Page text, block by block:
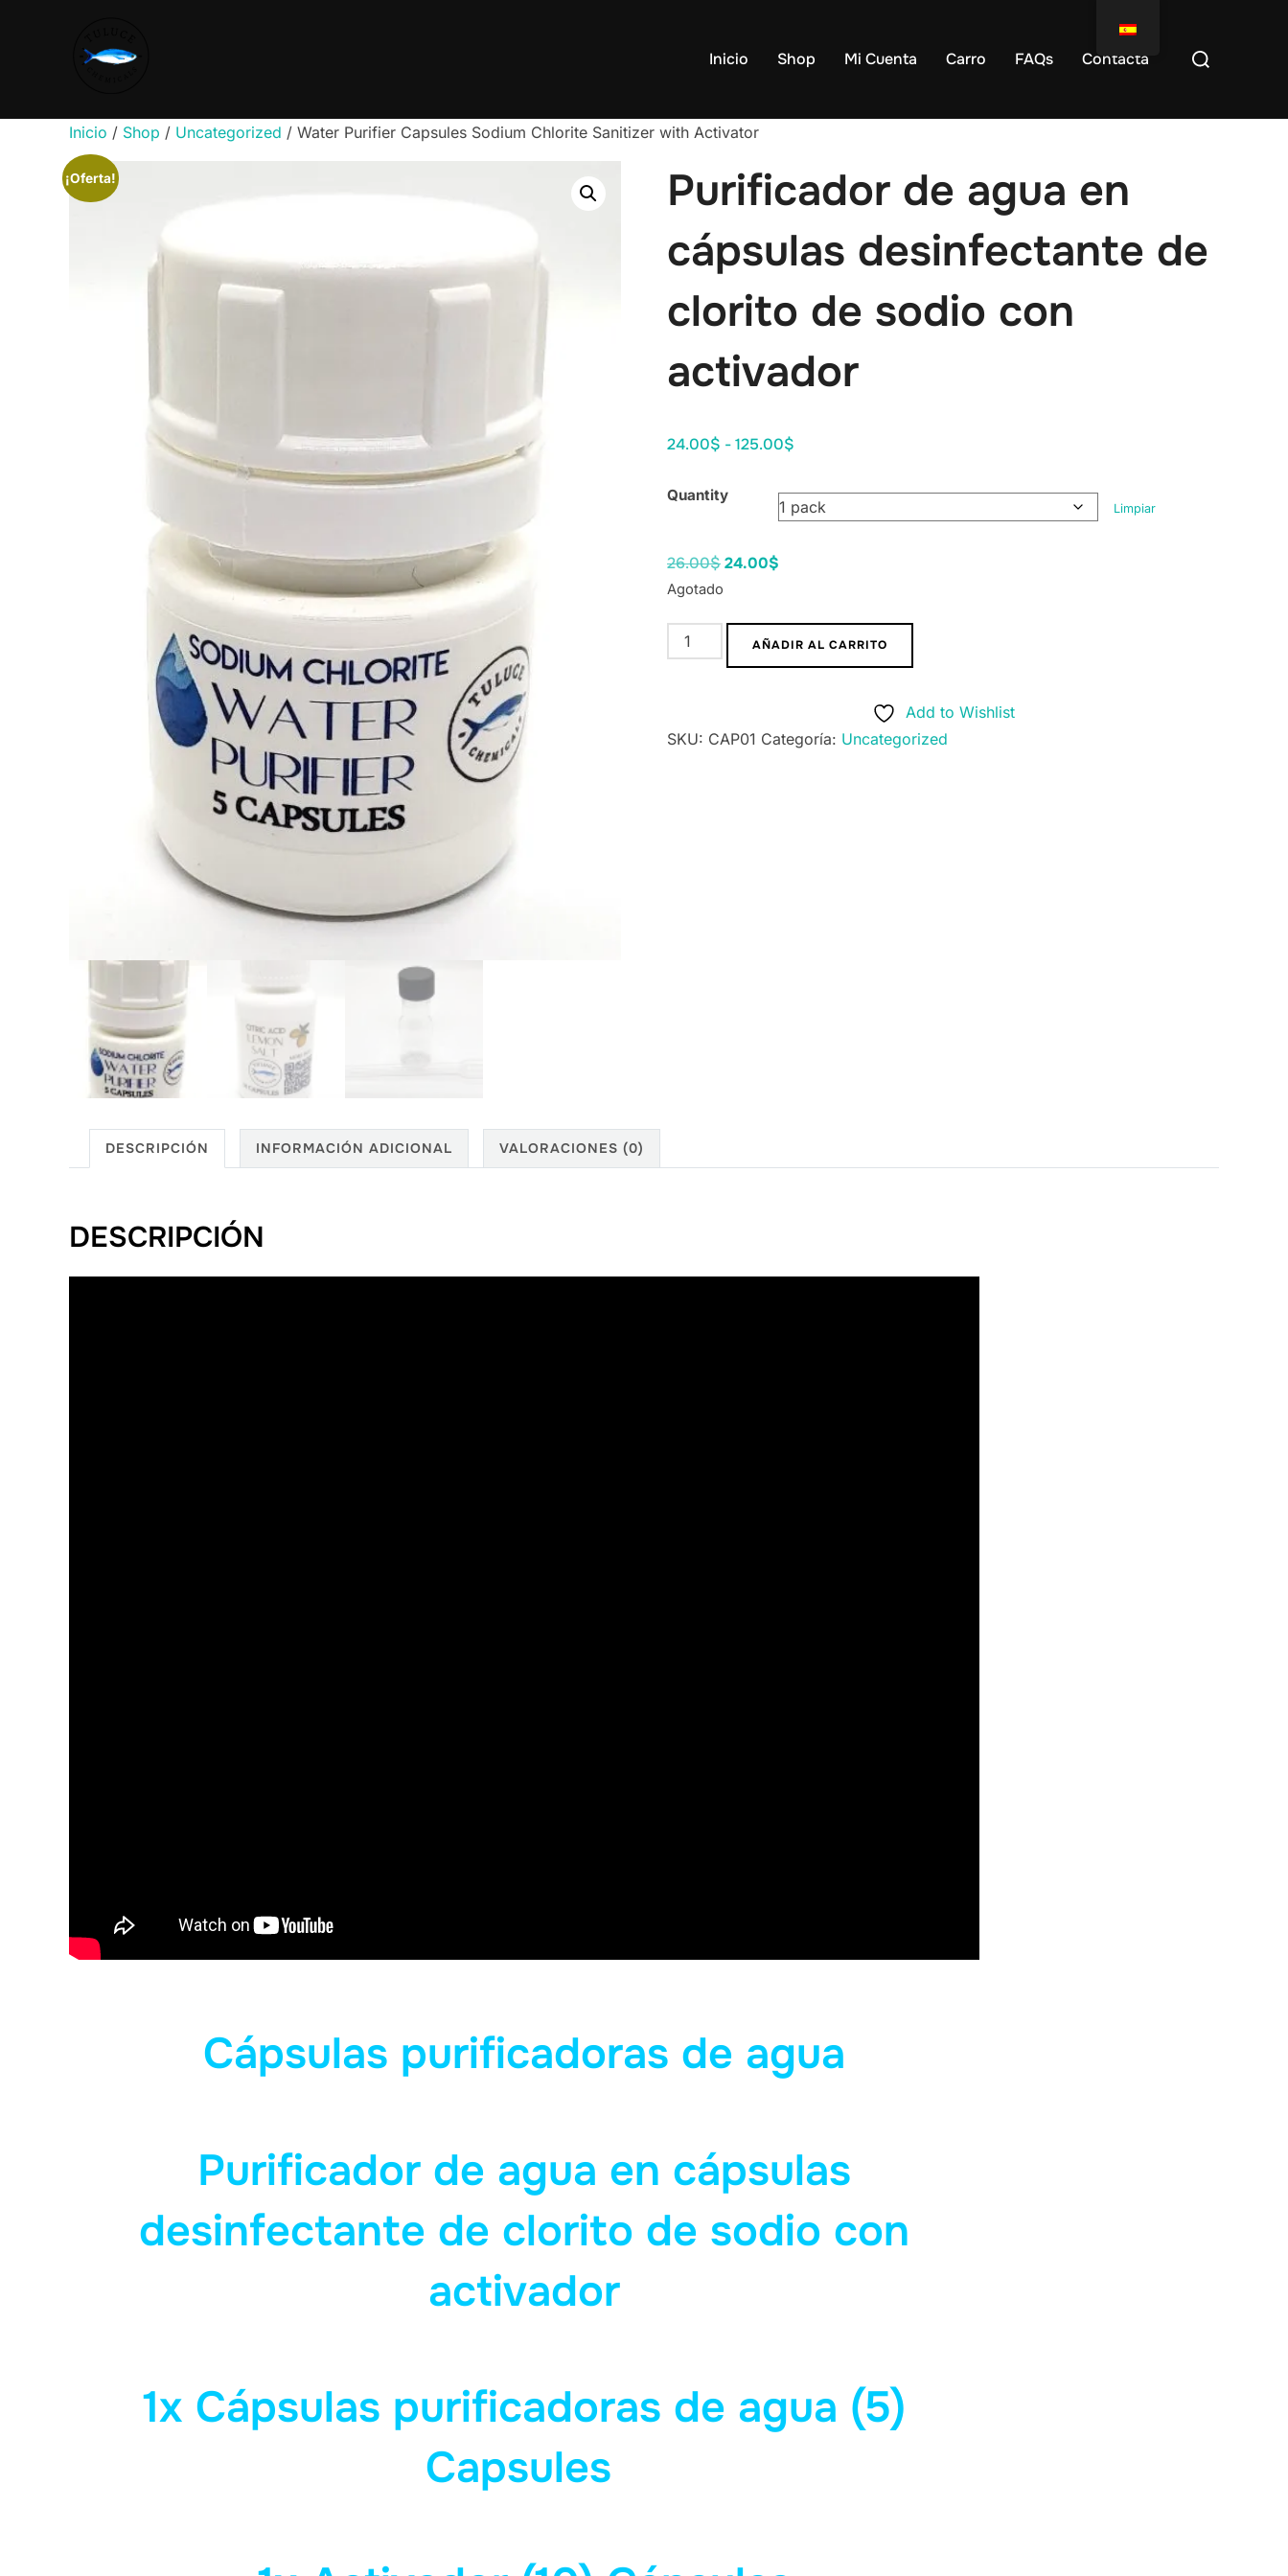
Inicio Shop Mi Cuenta Carro FAQs Contacta
Inicio / Shop / Uncategorized / Water Purifier Capsules Sodium Chlorite Sanitizer with Activator
¡Oferta!
Purificador de agua en
cápsulas desinfectante de
clorito de sodio con
activador
24.00$ -125.00$
Quantity
Limpiar
26.00$24.00$
Agotado
AÑADIR AL CARRITO
Add to Wishlist
SKU: CAP01 Categoría: Uncategorized
DESCRIPCIÓN INFORMACIÓN ADICIONAL VALORACIONES (0)
DESCRIPCIÓN
Cápsulas purificadoras de agua
Purificador de agua en cápsulas
desinfectante de clorito de sodio con
activador
1x Cápsulas purificadoras de agua (5)
Capsules